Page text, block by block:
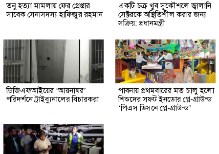
তনু হত্যা মামলায় ফের গ্রেপ্তার
সাবেক সেনাসদস্য হাফিজুর রহমান
একটি চক্র খুব সুকৌশলে জ্বালানি
সেক্টরকে অস্থিতিশীল করার জন্য
সক্রিয়: প্রধানমন্ত্রী
ডিজিএফআইয়ের ‘আয়নাঘর’
পরিদর্শনে ট্রাইব্যুনালের বিচারকরা
পাবনায় প্রথমবারের মত চালু হলো
শিশুদের সফট ইনডোর প্লে-গ্রাউন্ড
‘পিএস ডিসনে প্লে-গ্রাউন্ড’